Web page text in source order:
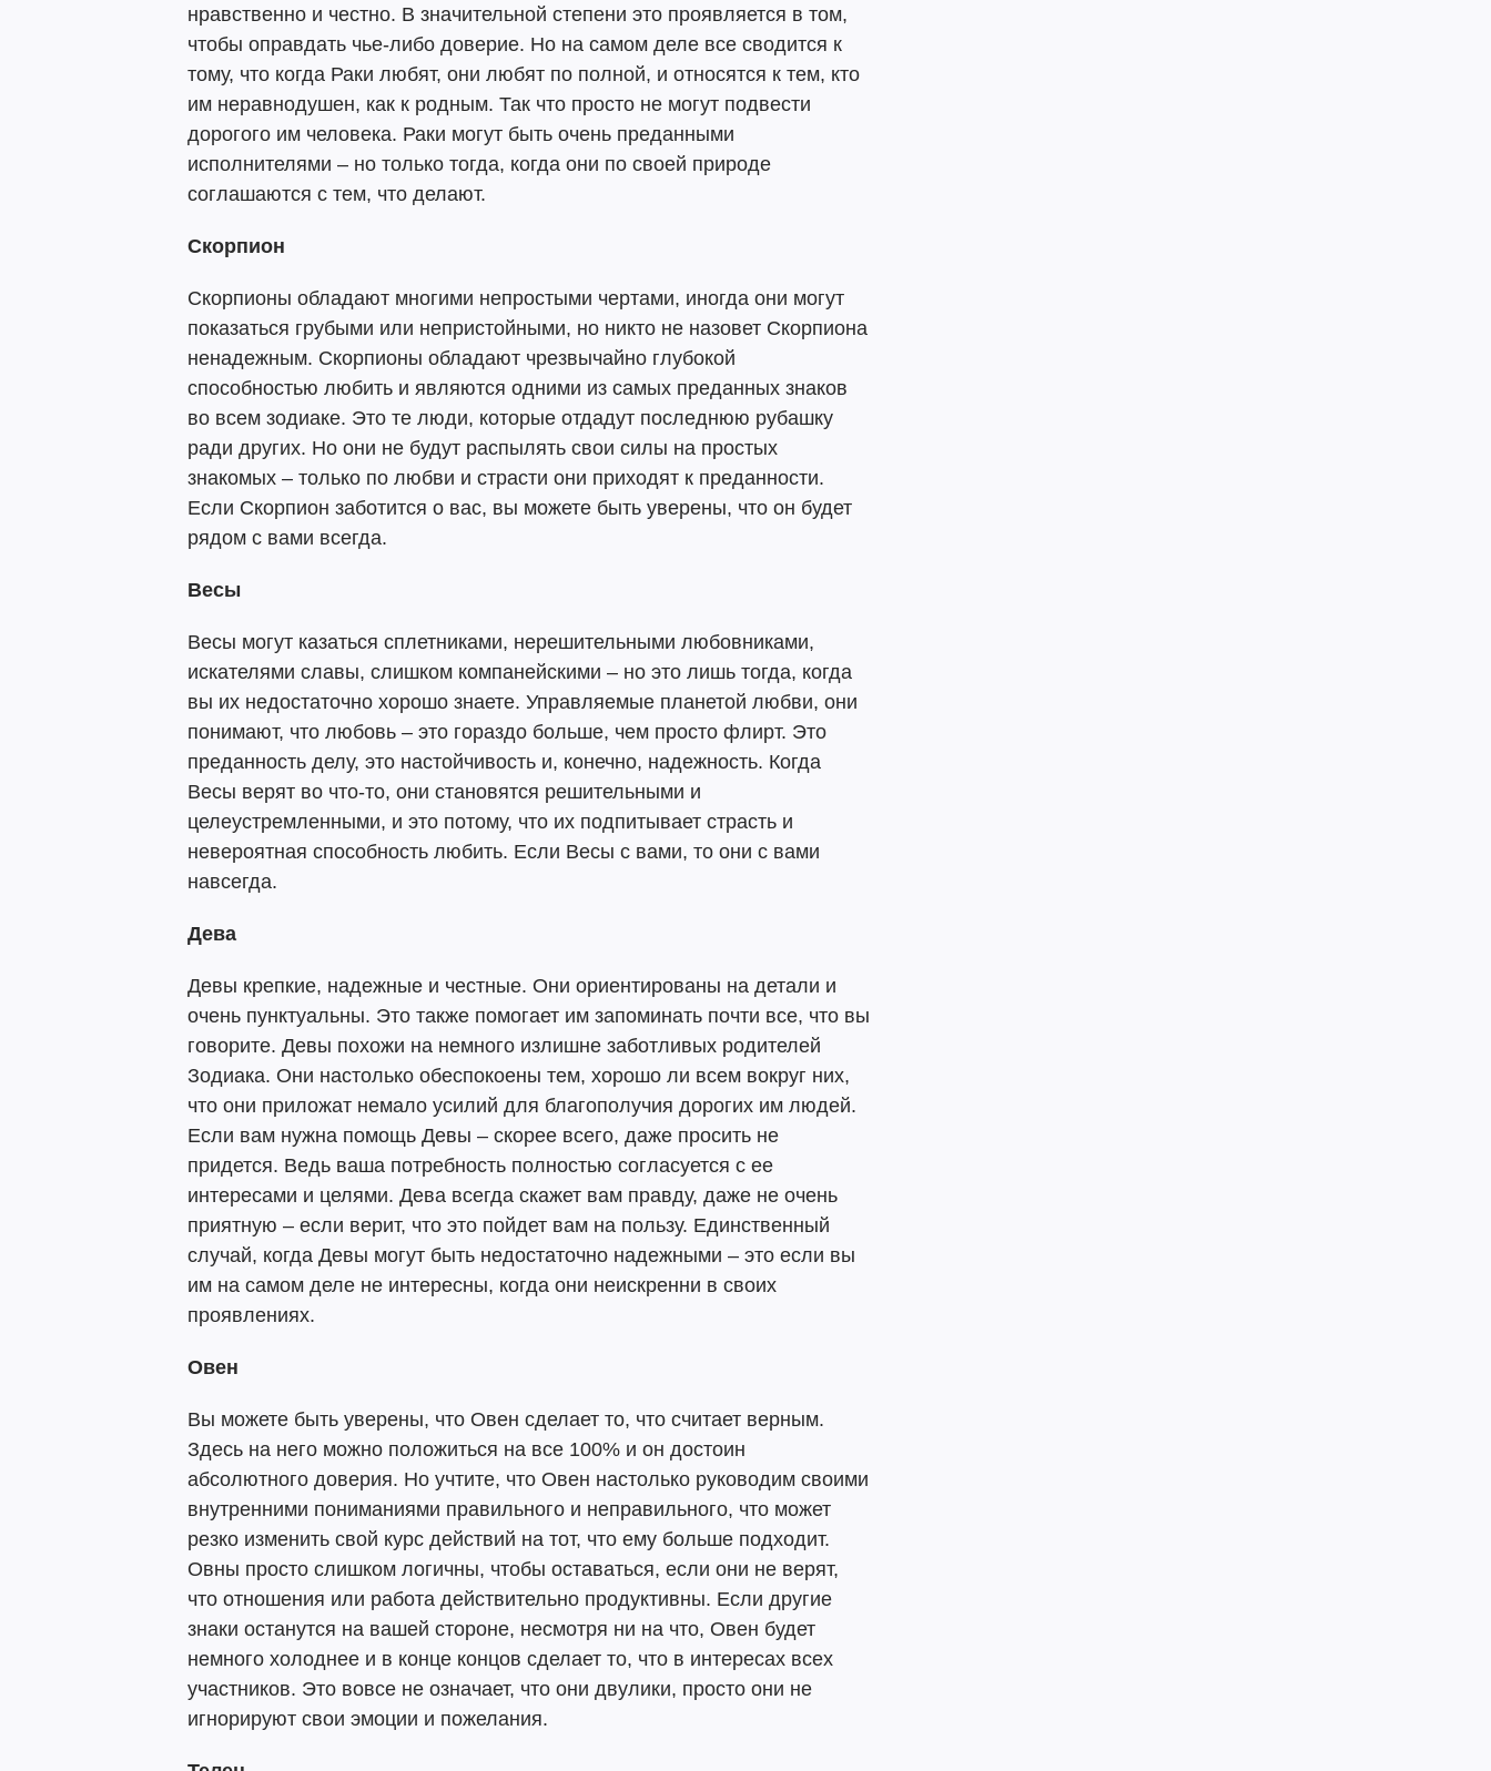
нравственно и честно. В значительной степени это проявляется в том,
чтобы оправдать чье-либо доверие. Но на самом деле все сводится к
тому, что когда Раки любят, они любят по полной, и относятся к тем, кто
им неравнодушен, как к родным. Так что просто не могут подвести
дорогого им человека. Раки могут быть очень преданными
исполнителями – но только тогда, когда они по своей природе
соглашаются с тем, что делают.
Скорпион
Скорпионы обладают многими непростыми чертами, иногда они могут
показаться грубыми или непристойными, но никто не назовет Скорпиона
ненадежным. Скорпионы обладают чрезвычайно глубокой
способностью любить и являются одними из самых преданных знаков
во всем зодиаке. Это те люди, которые отдадут последнюю рубашку
ради других. Но они не будут распылять свои силы на простых
знакомых – только по любви и страсти они приходят к преданности.
Если Скорпион заботится о вас, вы можете быть уверены, что он будет
рядом с вами всегда.
Весы
Весы могут казаться сплетниками, нерешительными любовниками,
искателями славы, слишком компанейскими – но это лишь тогда, когда
вы их недостаточно хорошо знаете. Управляемые планетой любви, они
понимают, что любовь – это гораздо больше, чем просто флирт. Это
преданность делу, это настойчивость и, конечно, надежность. Когда
Весы верят во что-то, они становятся решительными и
целеустремленными, и это потому, что их подпитывает страсть и
невероятная способность любить. Если Весы с вами, то они с вами
навсегда.
Дева
Девы крепкие, надежные и честные. Они ориентированы на детали и
очень пунктуальны. Это также помогает им запоминать почти все, что вы
говорите. Девы похожи на немного излишне заботливых родителей
Зодиака. Они настолько обеспокоены тем, хорошо ли всем вокруг них,
что они приложат немало усилий для благополучия дорогих им людей.
Если вам нужна помощь Девы – скорее всего, даже просить не
придется. Ведь ваша потребность полностью согласуется с ее
интересами и целями. Дева всегда скажет вам правду, даже не очень
приятную – если верит, что это пойдет вам на пользу. Единственный
случай, когда Девы могут быть недостаточно надежными – это если вы
им на самом деле не интересны, когда они неискренни в своих
проявлениях.
Овен
Вы можете быть уверены, что Овен сделает то, что считает верным.
Здесь на него можно положиться на все 100% и он достоин
абсолютного доверия. Но учтите, что Овен настолько руководим своими
внутренними пониманиями правильного и неправильного, что может
резко изменить свой курс действий на тот, что ему больше подходит.
Овны просто слишком логичны, чтобы оставаться, если они не верят,
что отношения или работа действительно продуктивны. Если другие
знаки останутся на вашей стороне, несмотря ни на что, Овен будет
немного холоднее и в конце концов сделает то, что в интересах всех
участников. Это вовсе не означает, что они двулики, просто они не
игнорируют свои эмоции и пожелания.